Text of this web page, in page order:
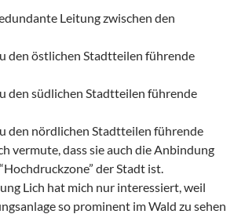
Leitung zwischen den
den östlichen Stadtteilen führende
den südlichen Stadtteilen führende
den nördlichen Stadtteilen führende
vermute, dass sie auch die Anbindung
der Stadt ist.
Lich hat mich nur interessiert, weil
so prominent im Wald zu sehen